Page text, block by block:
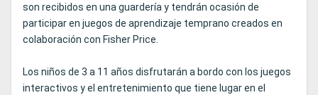
son recibidos en una guardería y tendrán ocasión de
participar en juegos de aprendizaje temprano creados en
colaboración con Fisher Price.
Los niños de 3 a 11 años disfrutarán a bordo con los juegos
interactivos y el entretenimiento que tiene lugar en el